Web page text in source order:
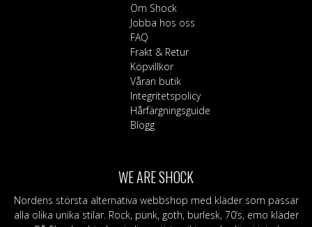
Om Shock
Jobba hos oss
FAQ
Frakt & Retur
Köpvillkor
Våran butik
Integritetspolicy
Hårfärgningsguide
Blogg
WE ARE SHOCK
Nordens största alternativa webbshop med kläder som passar
alla olika unika stilar. Rock, punk, goth, burlesk, 70’s, emo kläder